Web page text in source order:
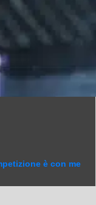
è con me